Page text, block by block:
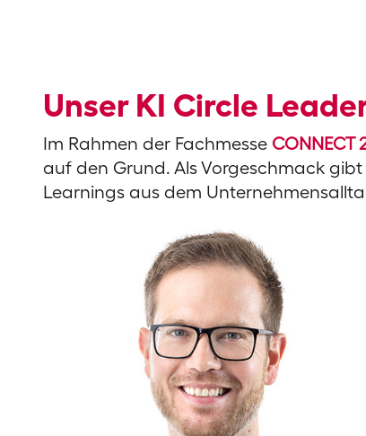
Unser KI Circle
Im Rahmen der Fachmesse CONNECT
auf den Grund. Als Vorgeschmack gibt
Learnings aus dem